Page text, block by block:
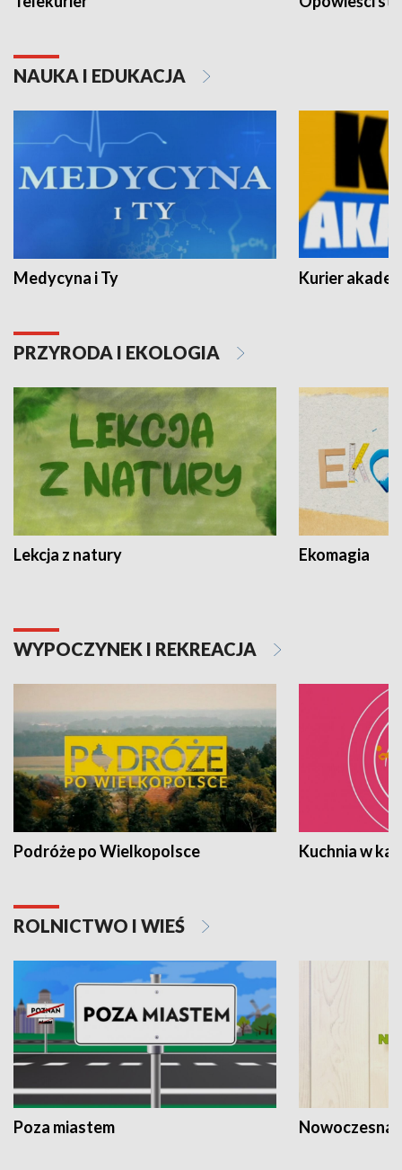
NAUKA I EDUKACJA
Medycyna i Ty Kurier
PRZYRODA I EKOLOGIA
Lekcja z natury Ekomagia
WYPOCZYNEK I REKREACJA
Podróże po Wielkopolsce Kuchnia w
ROLNICTWO I WIEŚ
Poza miastem Nowoczesna